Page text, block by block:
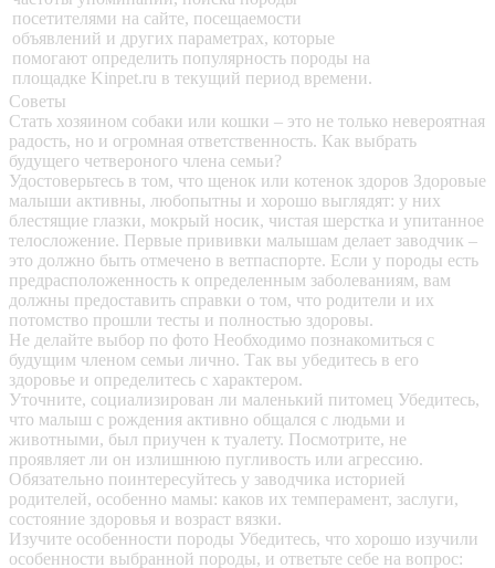
посетителями на сайте, посещаемости
объявлений и других параметрах, которые
помогают определить популярность породы на
площадке Kinpet.ru в текущий период времени.
Советы
Стать хозяином собаки или кошки – это не только невероятная
радость, но и огромная ответственность. Как выбрать
будущего четвероного члена семьи?
Удостоверьтесь в том, что щенок или котенок здоров Здоровые
малыши активны, любопытны и хорошо выглядят: у них
блестящие глазки, мокрый носик, чистая шерстка и упитанное
телосложение. Первые прививки малышам делает заводчик –
это должно быть отмечено в ветпаспорте. Если у породы есть
предрасположенность к определенным заболеваниям, вам
должны предоставить справки о том, что родители и их
потомство прошли тесты и полностью здоровы.
Не делайте выбор по фото Необходимо познакомиться с
будущим членом семьи лично. Так вы убедитесь в его
здоровье и определитесь с характером.
Уточните, социализирован ли маленький питомец Убедитесь,
что малыш с рождения активно общался с людьми и
животными, был приучен к туалету. Посмотрите, не
проявляет ли он излишнюю пугливость или агрессию.
Обязательно поинтересуйтесь у заводчика историей
родителей, особенно мамы: каков их темперамент, заслуги,
состояние здоровья и возраст вязки.
Изучите особенности породы Убедитесь, что хорошо изучили
особенности выбранной породы, и ответьте себе на вопрос: